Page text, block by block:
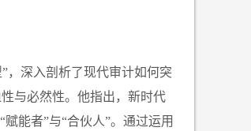
”，深入剖析了现代审计如何突
与必然性。他指出，新时代
“赋能者”与“合伙人”。通过运用